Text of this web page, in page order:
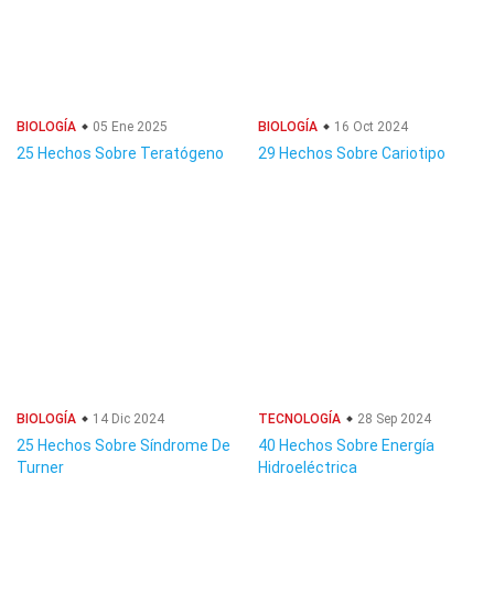
BIOLOGÍA 05 Ene 2025
25 Hechos Sobre Teratógeno
BIOLOGÍA 16 Oct 2024
29 Hechos Sobre Cariotipo
BIOLOGÍA 14 Dic 2024
25 Hechos Sobre Síndrome De
Turner
TECNOLOGÍA 28 Sep 2024
40 Hechos Sobre Energía
Hidroeléctrica